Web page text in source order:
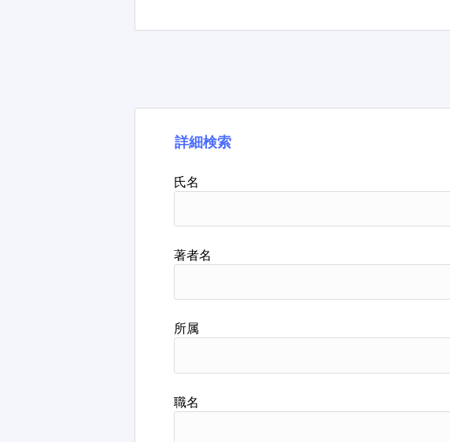
詳細検索
氏名
著者名
所属
職名